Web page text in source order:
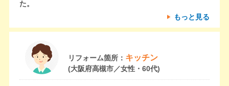
た。
もっと見る
リフォーム箇所： キッチン
(大阪府高槻市／女性・60代)